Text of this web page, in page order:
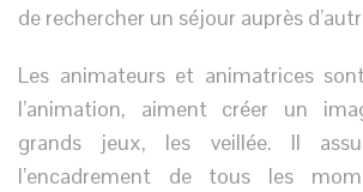
de rechercher un séjour auprès
Les animateurs et animatrices
l’animation, aiment créer un
grands jeux, les veillée. Il
l’encadrement de tous les